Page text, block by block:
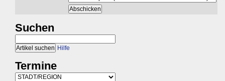
Suchen
Hilfe
Termine